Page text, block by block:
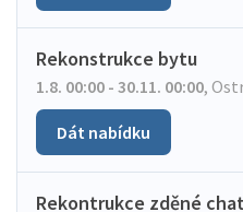
Rekonstrukce bytu
1.8. 00:00 - 30.11. 00:00,
Dát nabídku
Rekontrukce zděné